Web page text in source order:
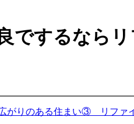
でするなら
がりのある住まい③ リファ